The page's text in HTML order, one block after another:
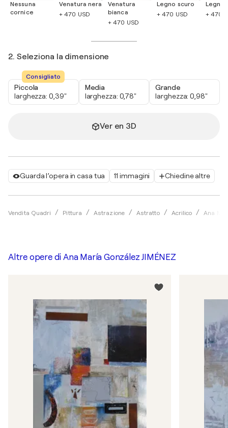
Guarda l’opera in casa tua 11 immagini Chiedine altre
Vendita Quadri Pittura Astrazione Astratto Acrilico Ana
Nessuna
cornice
Venatura nera
+ 470 USD
Venatura
bianca
+ 470 USD
Legno scuro
+ 470 USD
Legno
+ 470
2. Seleziona la dimensione
Consigliato
Piccola
larghezza: 0,39"
Media
larghezza: 0,78"
Grande
larghezza: 0,98"
Ver en 3D
Altre opere diAna María González JIMÉNEZ